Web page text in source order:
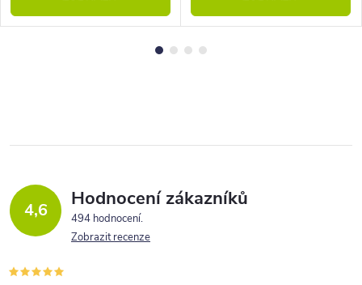
4,6 Hodnocení zákazníků
494 hodnocení
Zobrazit recenze